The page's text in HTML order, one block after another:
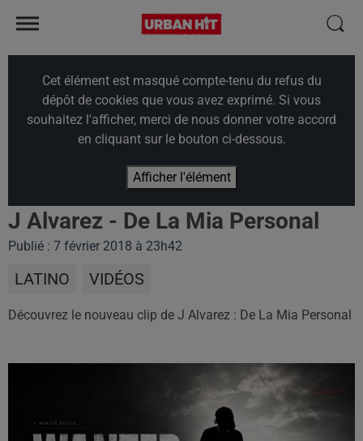
Cet élément est masqué compte-tenu du refus du
dépôt de cookies que vous avez exprimé. Si vous
souhaitez l'afficher, merci de nous donner votre accord
en cliquant sur le bouton ci-dessous.
Afficher l'élément
J Alvarez - De La Mia Personal
Publié : 7 février 2018 à 23h42
LATINO VIDÉOS
Découvrez le nouveau clip de J Alvarez : De La Mia Personal